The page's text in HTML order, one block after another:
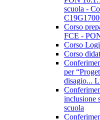
scuola -
Corso
FCE -
Corso
Corso
per
disagio...
inclusione
scuola